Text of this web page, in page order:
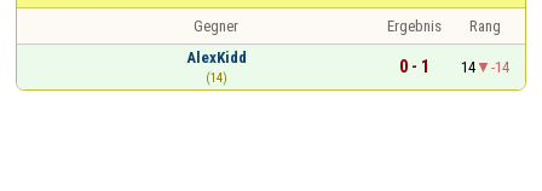
Gegner Ergebnis
Rang
AlexKidd
(14)
0 - 1 14 -14